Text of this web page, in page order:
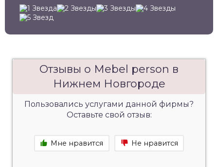
Отзывы о Mebel person в
Нижнем Новгороде
Пользовались услугами данной фирмы?
Оставьте свой отзыв:
Мне нравится Не нравится